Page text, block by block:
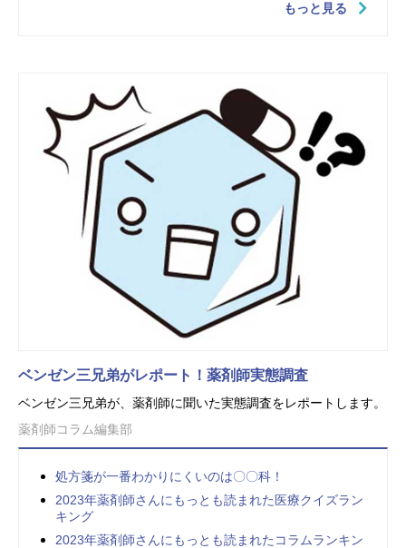
もっと見る
ベンゼン三兄弟がレポート！薬剤師実態調査
ベンゼン三兄弟が、薬剤師に聞いた実態調査をレポートします。
薬剤師コラム編集部
処方箋が一番わかりにくいのは〇〇科！
2023年薬剤師さんにもっとも読まれた医療クイズラン
キング
2023年薬剤師さんにもっとも読まれたコラムランキン